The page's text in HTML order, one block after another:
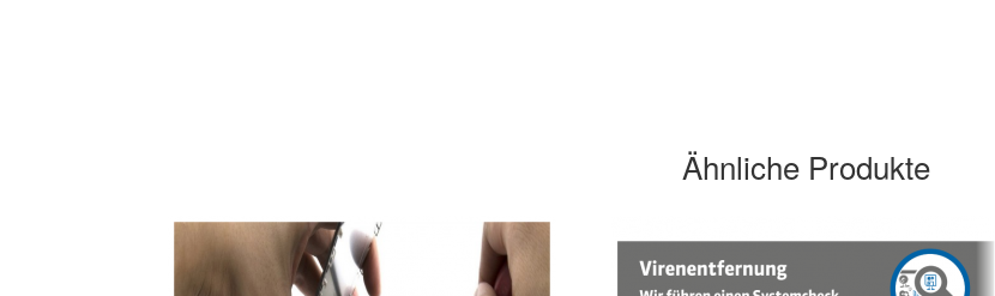
Ähnliche Produkte